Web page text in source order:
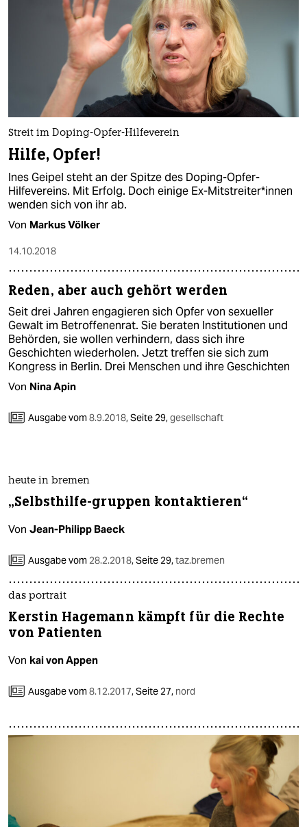
Streit im Doping-Opfer-Hilfeverein
Hilfe, Opfer!
Ines Geipel steht an der Spitze des Doping-Opfer-
Hilfevereins. Mit Erfolg. Doch einige Ex-Mitstreiter*innen
wenden sich von ihr ab.
Von Markus Völker
14.10.2018
Reden, aber auch gehört werden
Seit drei Jahren engagieren sich Opfer von sexueller
Gewalt im Betroffenenrat. Sie beraten Institutionen und
Behörden, sie wollen verhindern, dass sich ihre
Geschichten wiederholen. Jetzt treffen sie sich zum
Kongress in Berlin. Drei Menschen und ihre Geschichten
Von Nina Apin
Ausgabe vom8.9.2018,Seite 29,gesellschaft
heute in bremen
„Selbsthilfe-gruppen kontaktieren“
Von Jean-Philipp Baeck
Ausgabe vom 28.2.2018,Seite 29,taz.bremen
das portrait
Kerstin Hagemann kämpft für die Rechte
von Patienten
Von kai von Appen
Ausgabe vom8.12.2017,Seite 27, nord